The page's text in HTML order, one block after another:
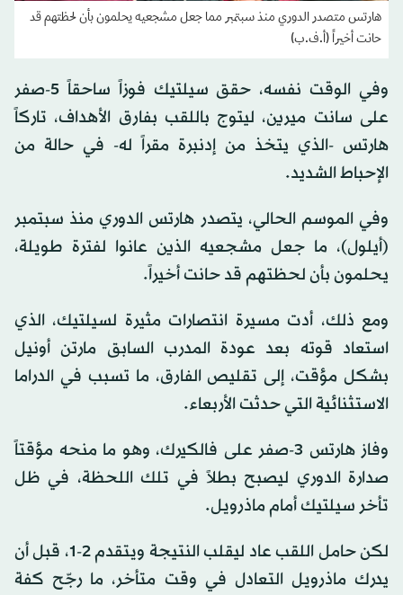
هارتس متصدر الدوري منذ سبتمبر مما جعل مشجعيه يحلمون بأن لحظتهم قد
حانت أخيراً (أ.ف.ب)
وفي الوقت نفسه، حقق سيلتيك فوزاً ساحقاً 5-صفر
على سانت ميرين، ليتوج باللقب بفارق الأهداف، تاركاً
هارتس -الذي يتخذ من إدنبرة مقراً له- في حالة من
الإحباط الشديد.
وفي الموسم الحالي، يتصدر هارتس الدوري منذ سبتمبر
(أيلول)، ما جعل مشجعيه الذين عانوا لفترة طويلة،
يحلمون بأن لحظتهم قد حانت أخيراً.
ومع ذلك، أدت مسيرة انتصارات مثيرة لسيلتيك، الذي
استعاد قوته بعد عودة المدرب السابق مارتن أونيل
بشكل مؤقت، إلى تقليص الفارق، ما تسبب في الدراما
الاستثنائية التي حدثت الأربعاء.
وفاز هارتس 3-صفر على فالكيرك، وهو ما منحه مؤقتاً
صدارة الدوري ليصبح بطلاً في تلك اللحظة، في ظل
تأخر سيلتيك أمام ماذرويل.
لكن حامل اللقب عاد ليقلب النتيجة ويتقدم 2-1، قبل أن
يدرك ماذرويل التعادل في وقت متأخر، ما رجّح كفة